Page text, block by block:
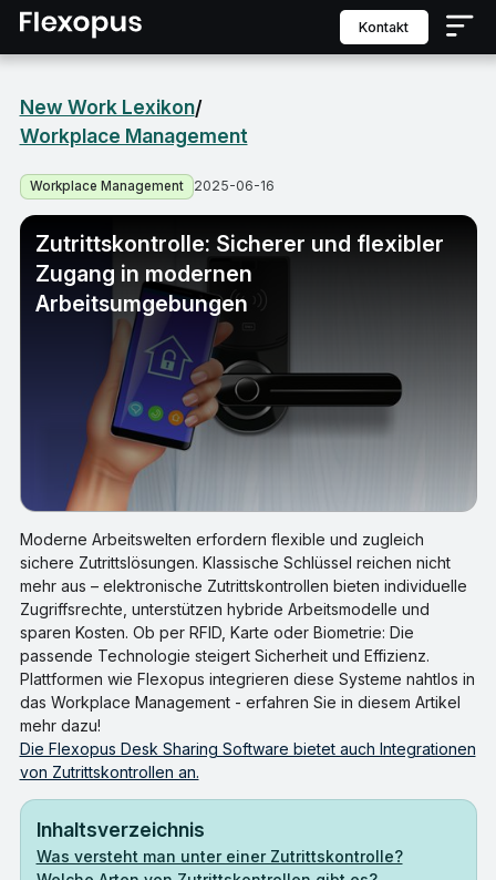
Kontakt
New Work Lexikon/
Workplace Management
Workplace Management 2025-06-16
Zutrittskontrolle: Sicherer und flexibler
Zugang in modernen
Arbeitsumgebungen
Moderne Arbeitswelten erfordern flexible und zugleich
sichere Zutrittslösungen. Klassische Schlüssel reichen nicht
mehr aus – elektronische Zutrittskontrollen bieten individuelle
Zugriffsrechte, unterstützen hybride Arbeitsmodelle und
sparen Kosten. Ob per RFID, Karte oder Biometrie: Die
passende Technologie steigert Sicherheit und Effizienz.
Plattformen wie Flexopus integrieren diese Systeme nahtlos in
das Workplace Management - erfahren Sie in diesem Artikel
mehr dazu!
Die Flexopus Desk Sharing Software bietet auch Integrationen
von Zutrittskontrollen an.
Inhaltsverzeichnis
Was versteht man unter einer Zutrittskontrolle?